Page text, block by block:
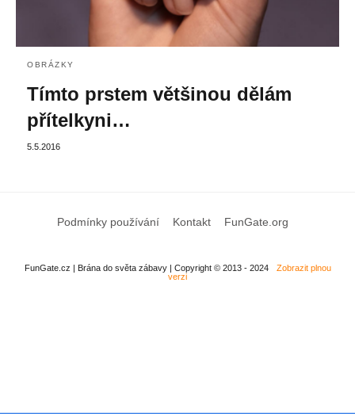
OBRÁZKY
Tímto prstem většinou dělám
přítelkyni…
5.5.2016
Podmínky používání Kontakt FunGate.org
FunGate.cz | Brána do světa zábavy | Copyright © 2013 - 2024
Zobrazit plnou
verzi